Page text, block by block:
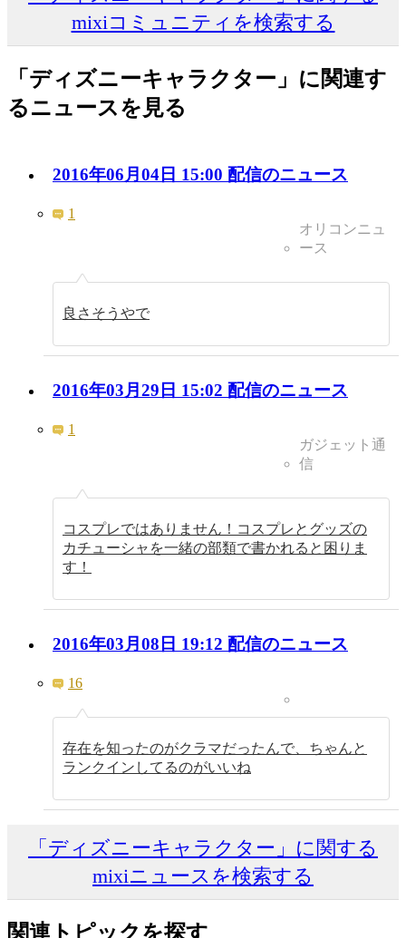
mixiコミュニティを検索する
「ディズニーキャラクター」に関連す
るニュースを見る
2016年06月04日 15:00 配信のニュース
1
オリコンニュ
ース
良さそうやで
2016年03月29日 15:02 配信のニュース
1
ガジェット通
信
コスプレではありません！コスプレとグッズの
カチューシャを一緒の部類で書かれると困りま
す！
2016年03月08日 19:12 配信のニュース
16
存在を知ったのがクラマだったんで、ちゃんと
ランクインしてるのがいいね
「ディズニーキャラクター」に関する
mixiニュースを検索する
関連トピックを探す